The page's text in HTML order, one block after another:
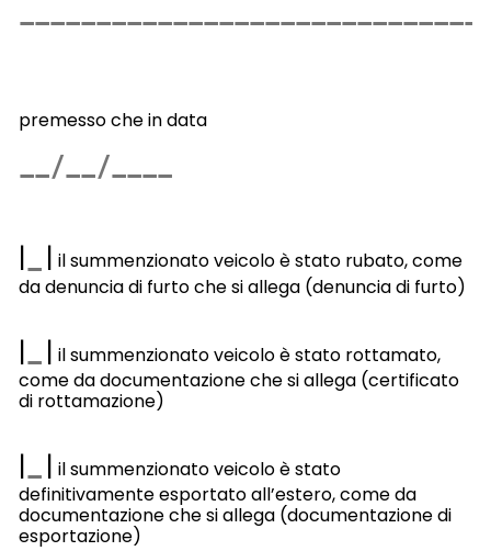
premesso che in data
| | il summenzionato veicolo è stato rubato, come
da denuncia di furto che si allega (denuncia di furto)
| | il summenzionato veicolo è stato rottamato,
come da documentazione che si allega (certificato
di rottamazione)
| | il summenzionato veicolo è stato
definitivamente esportato all’estero, come da
documentazione che si allega (documentazione di
esportazione)